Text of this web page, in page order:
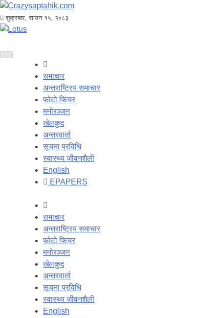
शुक्रबार, साउन १५, २०८३
समाचार
अन्तराष्ट्रिय समाचार
फोटो फिचर
मनोरञ्जन
खेलकुद
अन्तरवार्ता
सूचना प्रविधि
स्वास्थ्य जीवनशैली
English
EPAPERS
समाचार
अन्तराष्ट्रिय समाचार
फोटो फिचर
मनोरञ्जन
खेलकुद
अन्तरवार्ता
सूचना प्रविधि
स्वास्थ्य जीवनशैली
English